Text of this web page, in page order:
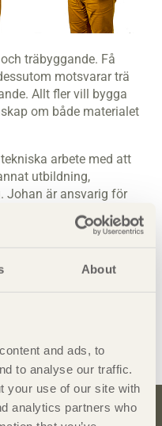
About
and ads, to
to analyse our traffic.
your use of our site with
analytics partners who
träbyggande. Få
motsvarar trä
Allt fler vill bygga
om både materialet
arbete med att
utbildning,
Johan är ansvarig för
samt
deltar också i arbetet
affärsprocesser i